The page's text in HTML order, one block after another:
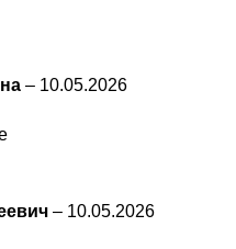
– 10.05.2026
– 10.05.2026